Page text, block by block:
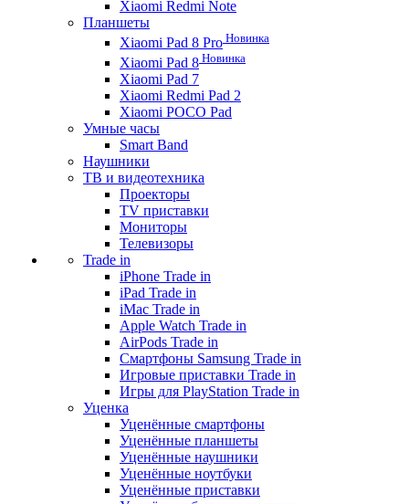
Xiaomi Redmi Note
Планшеты
Xiaomi Pad 8 Pro Новинка
Xiaomi Pad 8 Новинка
Xiaomi Pad 7
Xiaomi Redmi Pad 2
Xiaomi POCO Pad
Умные часы
Smart Band
Наушники
ТВ и видеотехника
Проекторы
TV приставки
Мониторы
Телевизоры
Trade in
iPhone Trade in
iPad Trade in
iMac Trade in
Apple Watch Trade in
AirPods Trade in
Смартфоны Samsung Trade in
Игровые приставки Trade in
Игры для PlayStation Trade in
Уценка
Уценённые смартфоны
Уценённые планшеты
Уценённые наушники
Уценённые ноутбуки
Уценённые приставки